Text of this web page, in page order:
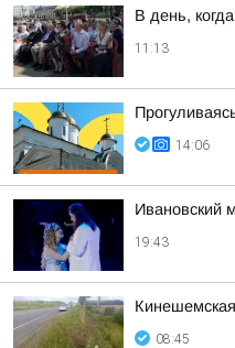
В день,
11:13
14:06
Ивановский
19:43
08:45